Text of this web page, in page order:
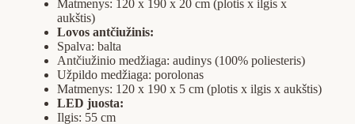
Matmenys: 120 x 190 x 20 cm (plotis x ilgis x
aukštis)
Lovos antčiužinis:
Spalva: balta
Antčiužinio medžiaga: audinys (100% poliesteris)
Užpildo medžiaga: porolonas
Matmenys: 120 x 190 x 5 cm (plotis x ilgis x aukštis)
LED juosta:
Ilgis: 55 cm